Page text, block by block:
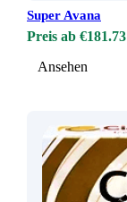
Super Avana
Preis ab €181.73
Ansehen